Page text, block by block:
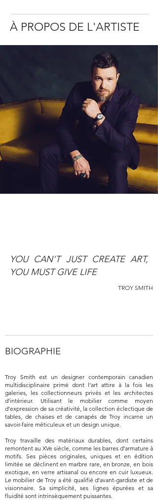
À PROPOS DE L'ARTISTE
YOU CAN'T JUST CREATE ART,
YOU MUST GIVE LIFE
TROY SMITH
BIOGRAPHIE
Troy Smith est un designer contemporain canadien
multidisciplinaire primé dont l’art attire à la fois les
galeries, les collectionneurs privés et les architectes
d’intérieur. Utilisant le mobilier comme moyen
d’expression de sa créativité, la collection éclectique de
tables, de chaises et de canapés de Troy incarne un
savoir-faire méticuleux et un design unique.
Troy travaille des matériaux durables, dont certains
remontent au XVe siècle, comme les barres d’armature à
motifs. Ses pièces originales, uniques et en édition
limitée se déclinent en marbre rare, en bronze, en bois
exotique, en verre artisanal ou encore en cuir luxueux.
Le mobilier de Troy a été qualifié d’avant-gardiste et de
visionnaire. Sa simplicité, ses lignes épurées et sa
fluidité sont intrinsèquement puissantes.